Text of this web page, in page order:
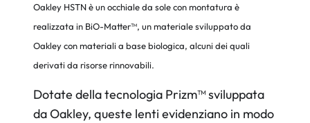
Oakley HSTN è un occhiale da sole conmontatura è
realizzata in BiO-Matter™, un materiale sviluppato da
Oakley con materiali a base biologica, alcuni dei quali
derivati da risorse rinnovabili.
Dotate della tecnologia Prizm™ sviluppata
da Oakley, queste lenti evidenziano in modo